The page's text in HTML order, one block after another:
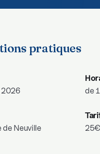
pratiques
2026
de
de Neuville
25€